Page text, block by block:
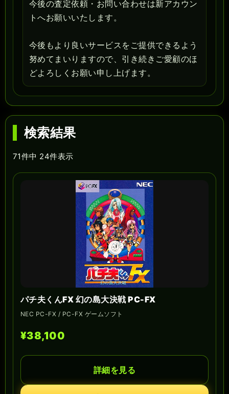
今後の査定依頼・お問い合わせは新アカウン
トへお願いいたします。
今後もより良いサービスをご提供できるよう
努めてまいりますので、引き続きご愛顧のほ
どよろしくお願い申し上げます。
検索結果
71件中 24件表示
パチ夫くんFX 幻の島大決戦 PC-FX
NEC PC-FX / PC-FX ゲームソフト
¥38,100
詳細を見る